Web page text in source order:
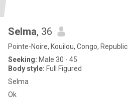
Selma, 36
Pointe-Noire, Kouilou, Congo, Republic
Seeking: Male 30 - 45
Body style: Full Figured
Selma
Ok